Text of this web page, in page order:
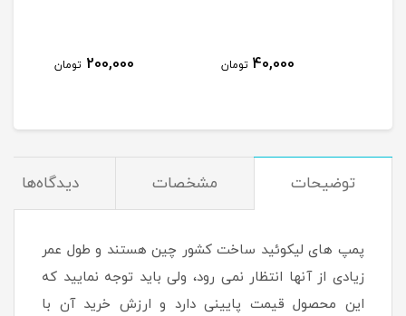
40,000 تومان 200,000 تومان
توضیحات مشخصات دیدگاه‌ها
پمپ های لیکوئید ساخت کشور چین هستند و طول عمر
زیادی از آنها انتظار نمی رود، ولی باید توجه نمایید که
این محصول قیمت پایینی دارد و ارزش خرید آن با